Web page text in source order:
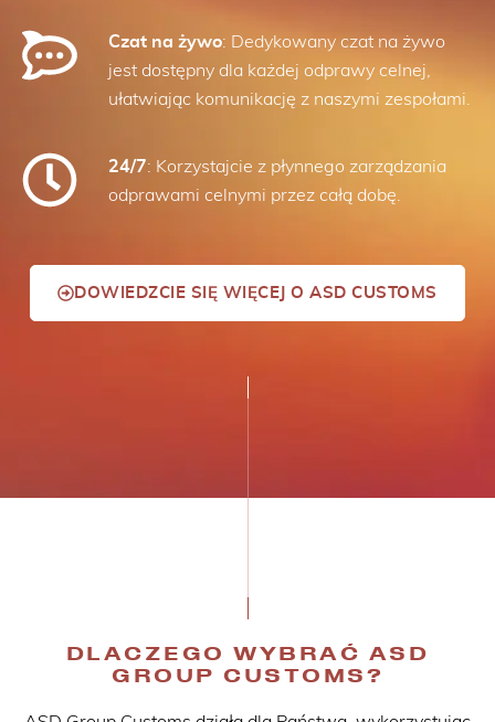
Czat na żywo: Dedykowany czat na żywo
jest dostępny dla każdej odprawy celnej,
ułatwiając komunikację z naszymi zespołami.
24/7: Korzystajcie z płynnego zarządzania
odprawami celnymi przez całą dobę.
DOWIEDZCIE SIĘ WIĘCEJ O ASD CUSTOMS
DLACZEGO WYBRAĆ ASD
GROUP CUSTOMS?